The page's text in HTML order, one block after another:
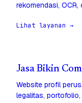
rekomendasi,
Lihat layanan →
Jasa Bikin
Website profil
legalitas, portofolio,